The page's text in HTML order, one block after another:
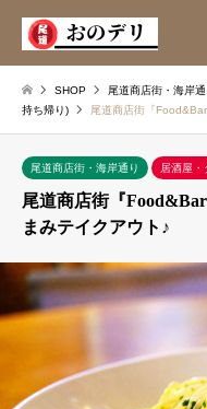
SHOP 尾道商店街・海岸通
持ち帰り)
尾道商店街『
尾道商店街・海岸通り 居酒屋・
尾道商店街『
まみテイクアウト♪